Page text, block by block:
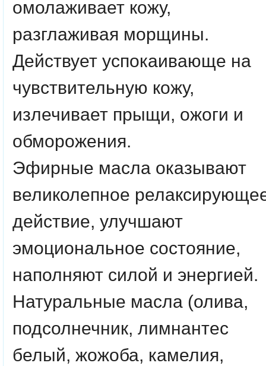
омолаживает кожу,
разглаживая морщины.
Действует успокаивающе на
чувствительную кожу,
излечивает прыщи, ожоги и
обморожения.
Эфирные масла оказывают
великолепное
действие, улучшают
эмоциональное состояние,
наполняют силой и энергией.
Натуральные масла (олива,
подсолнечник, лимнантес
белый, жожоба, камелия,